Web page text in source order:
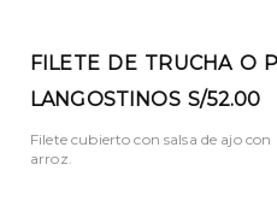
FILETE DE TRUCHA O
LANGOSTINOS S/52.00
Filete cubierto con salsa de ajo
arroz.